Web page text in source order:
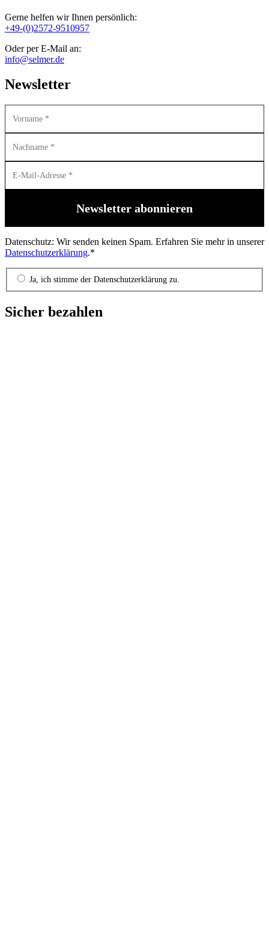
Gerne helfen wir Ihnen persönlich:
+49-(0)2572-9510957
Oder per E-Mail an:
info@selmer.de
Newsletter
Datenschutz: Wir senden keinen Spam. Erfahren Sie mehr in unserer
Datenschutzerklärung.*
Ja, ich stimme der Datenschutzerklärung zu.
Sicher bezahlen